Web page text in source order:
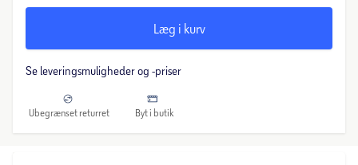
Læg i kurv
Se leveringsmuligheder og -priser
Ubegrænset returret Byt i butik